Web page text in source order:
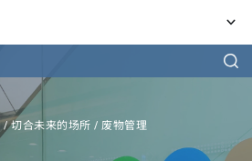
/切合未来的场所 / 废物管理